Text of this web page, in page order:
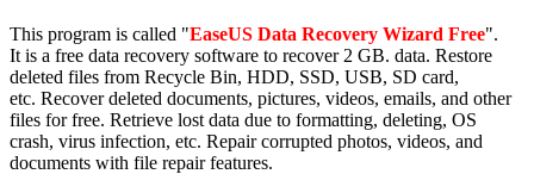
This program is called "EaseUS Data Recovery Wizard Free".
It is a free data recovery software to recover 2 GB. data. Restore
deleted files from Recycle Bin, HDD, SSD, USB, SD card,
etc. Recover deleted documents, pictures, videos, emails, and other
files for free. Retrieve lost data due to formatting, deleting, OS
crash, virus infection, etc. Repair corrupted photos, videos, and
documents with file repair features.